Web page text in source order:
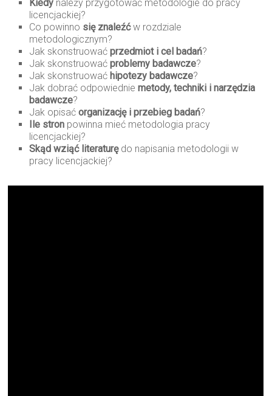
Kiedy należy przygotować metodologie do pracy
licencjackiej?
Co powinno się znaleźćw rozdziale
metodologicznym?
Jak skonstruowaćprzedmiot i cel badań?
Jak skonstruowaćproblemy badawcze?
Jak skonstruować hipotezy badawcze?
Jak dobrać odpowiedniemetody, techniki i narzędzia
badawcze?
Jak opisaćorganizację i przebieg badań?
Ile stron powinna mieć metodologia pracy
licencjackiej?
Skąd wziąć literaturędo napisania metodologii w
pracy licencjackiej?